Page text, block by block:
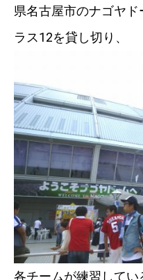
県名古屋市のナゴヤ
ラス12を貸し切り、
各チームが練習して